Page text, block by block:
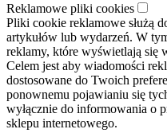
Reklamowe pliki cookies
Pliki cookie reklamowe służą
artykułów lub wydarzeń. W
reklamy, które wyświetlają się
Celem jest aby wiadomości
dostosowane do Twoich
ponownemu pojawianiu się
wyłącznie do informowania o
sklepu internetowego.